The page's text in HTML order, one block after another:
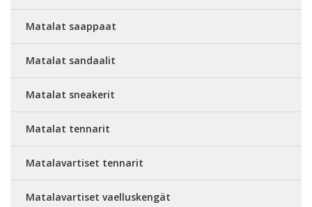
Matalat saappaat
Matalat sandaalit
Matalat sneakerit
Matalat tennarit
Matalavartiset tennarit
Matalavartiset vaelluskengät